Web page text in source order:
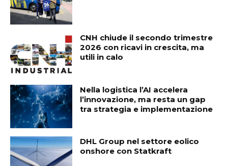
CNH chiude il secondo trimestre
2026 con ricavi in crescita, ma
utili in calo
Nella logistica l’AI accelera
l’innovazione, ma resta un gap
tra strategia e implementazione
DHL Group nel settore eolico
onshore con Statkraft